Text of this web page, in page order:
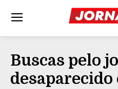
Buscas pelo